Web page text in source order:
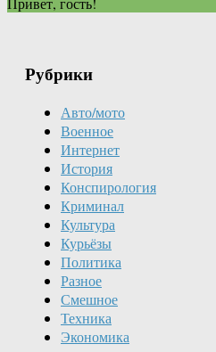
Рубрики
Авто/мото
Военное
Интернет
История
Конспирология
Криминал
Культура
Курьёзы
Политика
Разное
Смешное
Техника
Экономика